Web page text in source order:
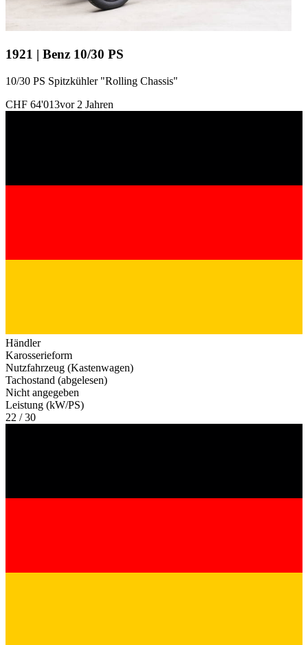
1921 | Benz 10/30 PS
10/30 PS Spitzkühler "Rolling Chassis"
CHF 64'013vor 2 Jahren
Händler
Karosserieform
Nutzfahrzeug (Kastenwagen)
Tachostand (abgelesen)
Nicht angegeben
Leistung (kW/PS)
22 / 30